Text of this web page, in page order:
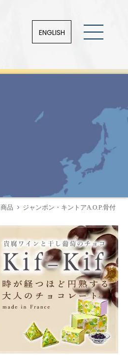
ENGLISH
商品 ジャンボン・キントアA.O.P.骨付